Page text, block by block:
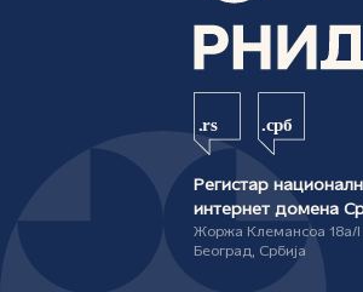
Регистар
интернет домена
Жоржа Клемансоа 18а/I
Београд, Србија